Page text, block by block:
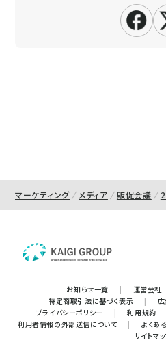
マーケティング メディア 販促会議
お知らせ一覧 | 運営会社
特定商取引法に基づく表示
|
プライバシーポリシー
| 利用規約
利用者情報の外部送信について
| よくあ
サイトマ